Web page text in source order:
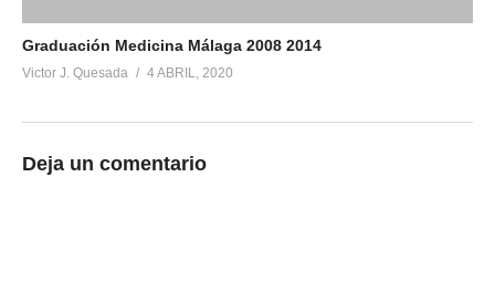
Graduación Medicina Málaga 2008 2014
Victor J. Quesada 4 ABRIL, 2020
Deja un comentario